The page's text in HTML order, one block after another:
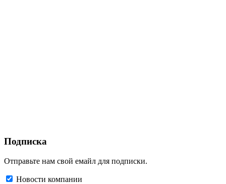
Подписка
Отправьте нам свой емайл для подписки.
Новости компании